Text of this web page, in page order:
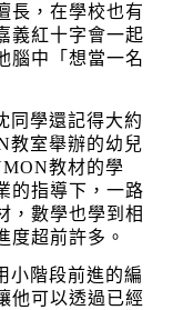
長，在學校也有
義紅十字會一起
腦中「想當一名
學還記得大約
教室舉辦的幼兒
教材的學
的指導下，一路
，數學也學到相
度超前許多。
階段前進的編
他可以透過已經